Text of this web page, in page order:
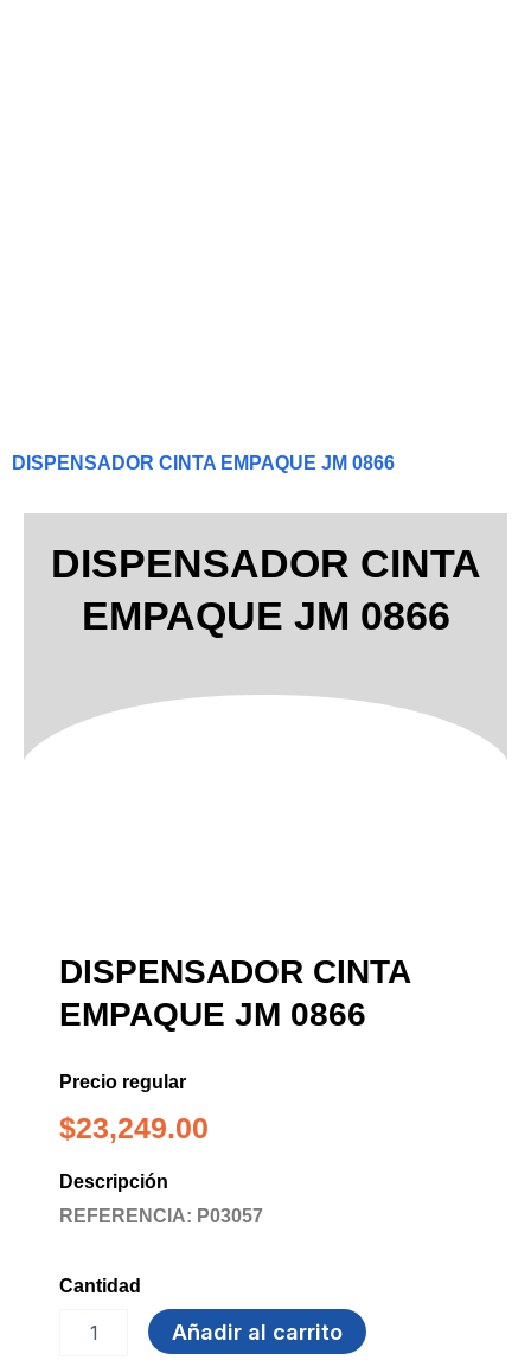
DISPENSADOR CINTA EMPAQUE JM 0866
DISPENSADOR CINTA
EMPAQUE JM 0866
DISPENSADOR CINTA
EMPAQUE JM 0866
Precio regular
$23,249.00
Descripción
REFERENCIA: P03057
Cantidad
DISPENSADOR
CINTA
Añadir al carrito